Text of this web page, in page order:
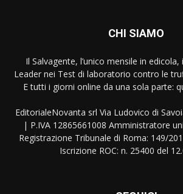
CHI SIAMO
Il Salvagente, l’unico mensile in
Leader nei Test di laboratorio contro le
E tutti i giorni online da una sola parte:
EditorialeNovanta srl Via Ludovico di
| P.IVA 12865661008 Amministratore
Registrazione Tribunale di Roma: 149/
Iscrizione ROC: n. 25400 del